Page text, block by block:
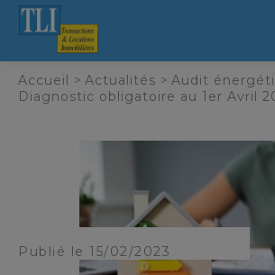
Accueil > Actualités > Audit
Diagnostic obligatoire au 1er Avril
Publié le 15/02/2023
Panneau de gestion des cookies